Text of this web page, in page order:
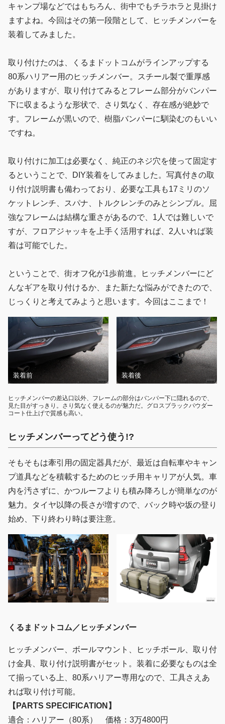
キャンプ場などではもちろん、街中でもチラホラと見掛け
ますよね。今回はその第一段階として、ヒッチメンバーを
装着してみました。
取り付けたのは、くるまドットコムがラインアップする
80系ハリアー用のヒッチメンバー。スチール製で重厚感
がありますが、取り付けてみるとフレーム部分がバンパー
下に収まるような形状で、さり気なく、存在感が絶妙で
す。フレームが黒いので、樹脂バンパーに馴染むのもいい
ですね。
取り付けに加工は必要なく、純正のネジ穴を使って固定す
るということで、DIY装着をしてみました。写真付きの取
り付け説明書も備わっており、必要な工具も17ミリのソ
ケットレンチ、スパナ、トルクレンチのみとシンプル。屈
強なフレームは結構な重さがあるので、1人では難しいで
すが、フロアジャッキを上手く活用すれば、2人いれば装
着は可能でした。
ということで、街オフ化が1歩前進。ヒッチメンバーにど
んなギアを取り付けるか、また新たな悩みができたので、
じっくりと考えてみようと思います。今回はここまで！
装着前 装着後
ヒッチメンバーの差込口以外、フレームの部分はバンパー下に隠れるので、
見た目がすっきり。さり気なく使えるのが魅力だ。グロスブラックパウダー
コート仕上げで質感も高い。
ヒッチメンバーってどう使う!?
そもそもは牽引用の固定器具だが、最近は自転車やキャン
プ道具などを積載するためのヒッチ用キャリアが人気。車
内を汚さずに、かつルーフよりも積み降ろしが簡単なのが
魅力。タイヤ以降の長さが増すので、バック時や坂の登り
始め、下り終わり時は要注意。
くるまドットコム／ヒッチメンバー
ヒッチメンバー、ボールマウント、ヒッチボール、取り付
け金具、取り付け説明書がセット。装着に必要なものは全
て揃っている上、80系ハリアー専用なので、工具さえあ
れば取り付け可能。
【PARTS SPECIFICATION】
適合：ハリアー（80系） 価格：3万4800円